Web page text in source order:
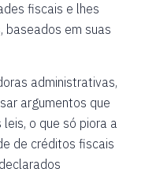
fiscais e lhes
baseados em suas
administrativas,
argumentos que
o que só piora a
de créditos fiscais